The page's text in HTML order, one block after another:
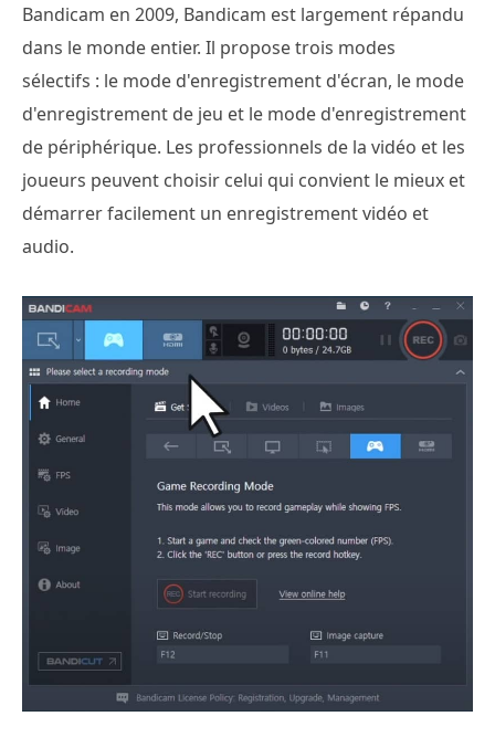
Bandicam en 2009, Bandicam est largement répandu
dans le monde entier. Il propose trois modes
sélectifs : le mode d'enregistrement d'écran, le mode
d'enregistrement de jeu et le mode d'enregistrement
de périphérique. Les professionnels de la vidéo et les
joueurs peuvent choisir celui qui convient le mieux et
démarrer facilement un enregistrement vidéo et
audio.